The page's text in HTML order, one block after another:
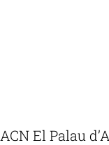
ACN El Palau